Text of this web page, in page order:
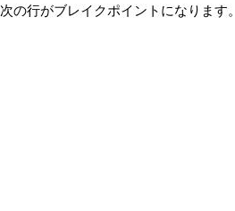
の行がブレイクポイントになります。